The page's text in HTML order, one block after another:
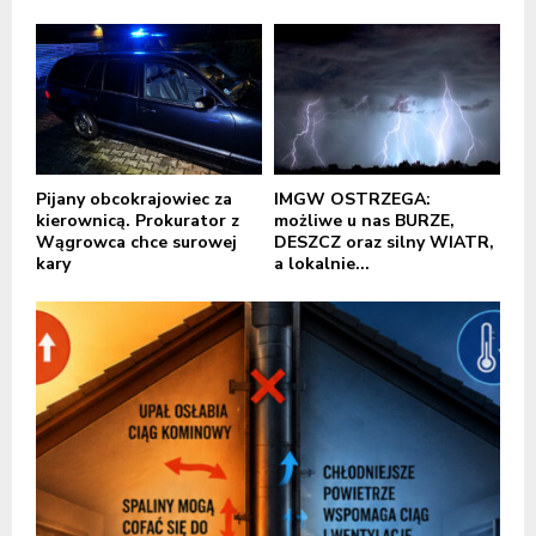
Pijany obcokrajowiec za
kierownicą. Prokurator z
Wągrowca chce surowej
kary
IMGW OSTRZEGA:
możliwe u nas BURZE,
DESZCZ oraz silny WIATR,
a lokalnie...